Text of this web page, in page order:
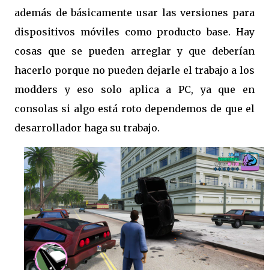
además de básicamente usar las versiones para
dispositivos móviles como producto base. Hay
cosas que se pueden arreglar y que deberían
hacerlo porque no pueden dejarle el trabajo a los
modders y eso solo aplica a PC, ya que en
consolas si algo está roto dependemos de que el
desarrollador haga su trabajo.